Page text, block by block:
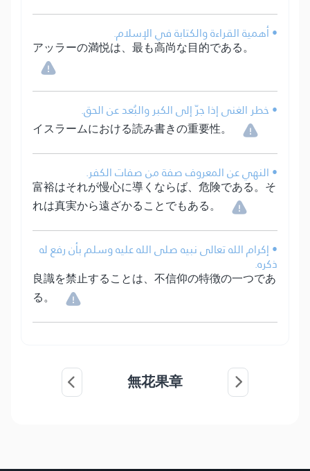
• أهمية القراءة والكتابة في الإسلام.
アッラーの満悦は、最も高尚な目的である。
• خطر الغنى إذا جرّ إلى الكبر والبُعد عن الحق.
イスラームにおける読み書きの重要性。
• النهي عن المعروف صفة من صفات الكفر.
富裕はそれが慢心に導くならば、危険である。そ
れは真実から遠ざかることでもある。
• إكرام الله تعالى نبيه صلى الله عليه وسلم بأن رفع له
ذكره.
良識を禁止することは、不信仰の特徴の一つであ
る。
無花果章